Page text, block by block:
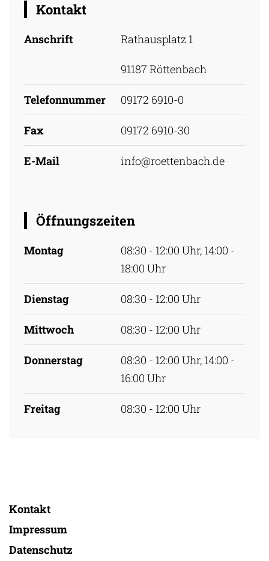
Kontakt
Anschrift Rathausplatz 1
91187 Röttenbach
Telefonnummer 09172 6910-0
Fax 09172 6910-30
E-Mail info@roettenbach.de
Öffnungszeiten
Montag
08:30 - 12:00 Uhr, 14:00 -
18:00 Uhr
Dienstag 08:30 - 12:00 Uhr
Mittwoch 08:30 - 12:00 Uhr
Donnerstag
08:30 - 12:00 Uhr, 14:00 -
16:00 Uhr
Freitag 08:30 - 12:00 Uhr
Kontakt
Impressum
Datenschutz